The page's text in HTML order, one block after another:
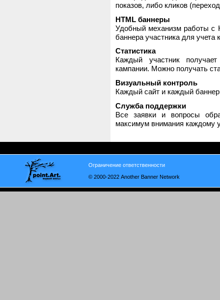
показов, либо кликов
HTML баннеры
Удобный механизм работы с
баннера участника для
Статистика
Каждый участник
кампании. Можно получать
Визуальный контроль
Каждый сайт и каждый
Служба поддержки
Все заявки и вопросы
максимум внимания каждому
Ограничение ответственности
© 2000-2022 Another Banner Network